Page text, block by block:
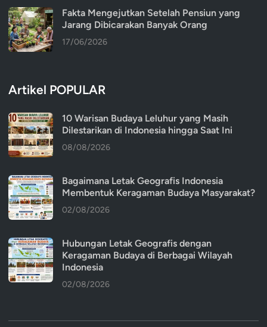
Fakta Mengejutkan Setelah Pensiun yang
Jarang Dibicarakan Banyak Orang
17/06/2026
Artikel POPULAR
10 Warisan Budaya Leluhur yang Masih
Dilestarikan di Indonesia hingga Saat Ini
08/08/2026
Bagaimana Letak Geografis Indonesia
Membentuk Keragaman Budaya Masyarakat?
02/08/2026
Hubungan Letak Geografis dengan
Keragaman Budaya di Berbagai Wilayah
Indonesia
02/08/2026